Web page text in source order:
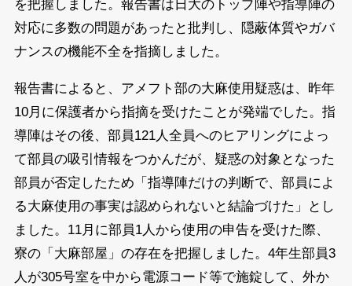
を把握しました。報告書は日大のトップ陣や指導陣の
対応に多数の問題があったと批判し、隠蔽体質やガバ
ナンスの機能不全を指摘しました。
報告書によると、アメフト部の大麻使用疑惑は、昨年
10月に保護者から指摘を受けたことが発端でした。指
導陣はその後、部員121人全員へのヒアリングによっ
て部員の吸引情報をつかんだが、疑惑の対象となった
部員が否定したため「指導陣だけの判断で、部員によ
る大麻使用の事実は認められないと結論づけた」とし
ました。11月に部員1人から使用の申告を受けた際、
寮の「大麻部屋」の存在を把握しました。4年生部員3
人が305号室を中から電源コード等で施錠して、外か